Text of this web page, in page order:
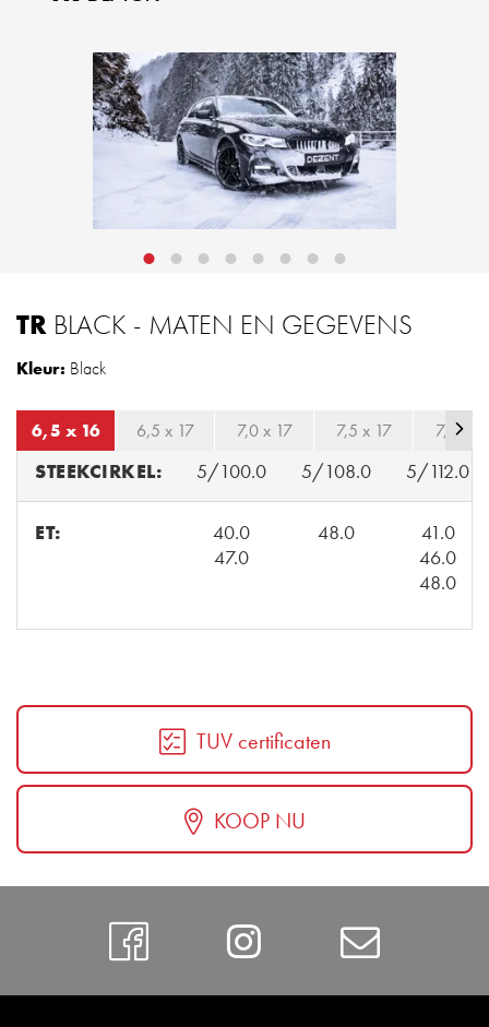
TR BLACK - MATEN EN GEGEVENS
Kleur: Black
6,5 x 16 6,5 x 17 7,0 x 17 7,5 x 17 7,5 x
STEEKCIRKEL: 5/100.0 5/108.0 5/112.0
ET:
40.0
47.0
48.0
41.0
46.0
48.0
TUV certificaten
KOOP NU
FacebookInstagram